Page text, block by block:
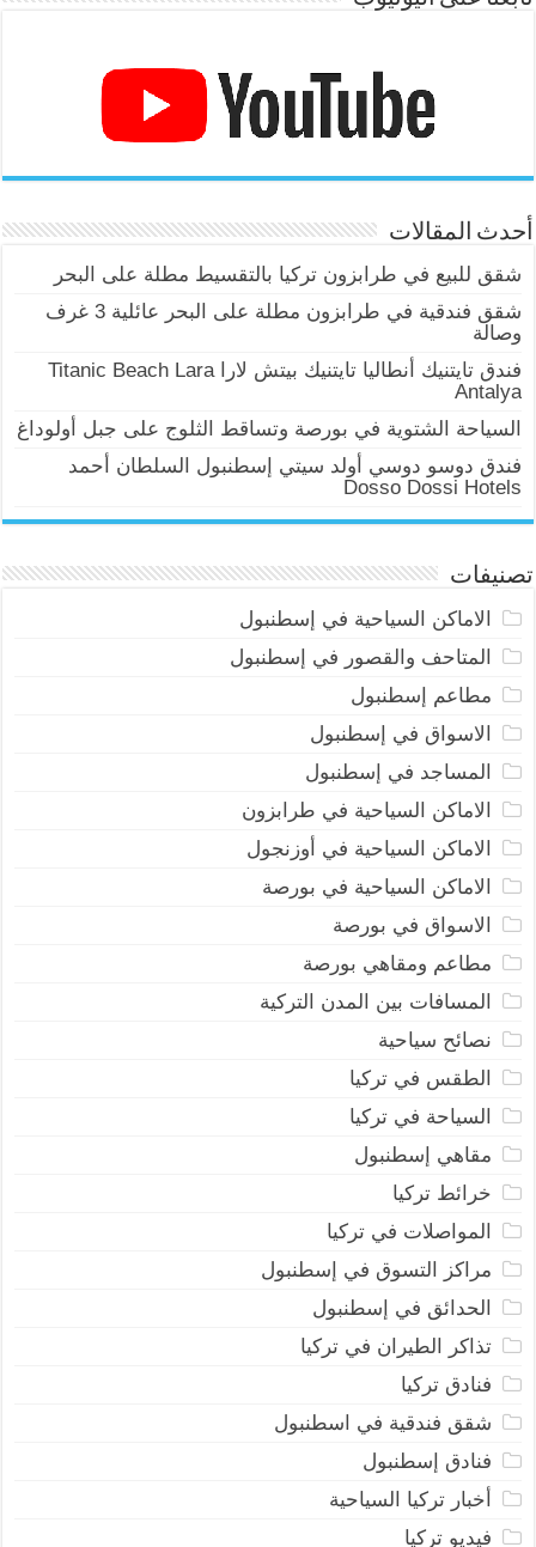
أحدث المقالات
شقق للبيع في طرابزون تركيا بالتقسيط مطلة على البحر
شقق فندقية في طرابزون مطلة على البحر عائلية 3 غرف
وصالة
فندق تايتنيك أنطاليا تايتنيك بيتش لارا Titanic Beach Lara
Antalya
السياحة الشتوية في بورصة وتساقط الثلوج على جبل أولوداغ
فندق دوسو دوسي أولد سيتي إسطنبول السلطان أحمد
Dosso Dossi Hotels
تصنيفات
الاماكن السياحية في إسطنبول
المتاحف والقصور في إسطنبول
مطاعم إسطنبول
الاسواق في إسطنبول
المساجد في إسطنبول
الاماكن السياحية في طرابزون
الاماكن السياحية في أوزنجول
الاماكن السياحية في بورصة
الاسواق في بورصة
مطاعم ومقاهي بورصة
المسافات بين المدن التركية
نصائح سياحية
الطقس في تركيا
السياحة في تركيا
مقاهي إسطنبول
خرائط تركيا
المواصلات في تركيا
مراكز التسوق في إسطنبول
الحدائق في إسطنبول
تذاكر الطيران في تركيا
فنادق تركيا
شقق فندقية في اسطنبول
فنادق إسطنبول
أخبار تركيا السياحية
فيديو تركيا